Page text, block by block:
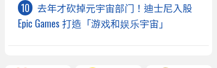
去年才砍掉元宇宙部门！迪士尼入股
Epic Games 打造「游戏和娱乐宇宙」